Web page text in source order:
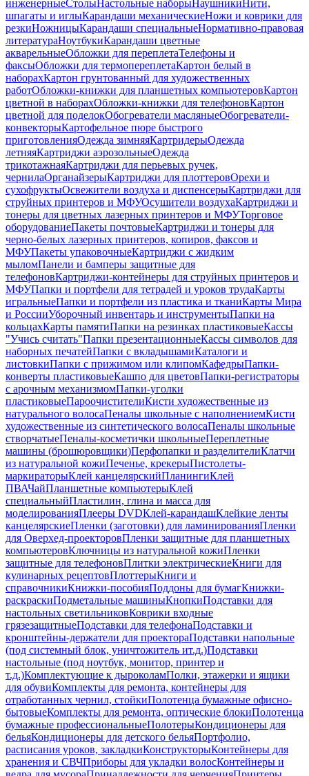
инженерныеСтолыНастольные наборыНаушникиНити,
шпагаты и иглыКарандаши механическиеНожи и коврики для
резкиНожницыКарандаши специальныеНормативно-правовая
литератураНоутбукиКарандаши цветные
акварельныеОбложки для переплетаТелефоны и
факсыОбложки для термопереплетаКартон белый в
наборахКартон грунтованный для художественных
работОбложки-книжки для планшетных компьютеровКартон
цветной в наборахОбложки-книжки для телефоновКартон
цветной для поделокОбогреватели масляныеОбогреватели-
конвекторыКартофельное пюре быстрого
приготовленияОдежда зимняяКартридерыОдежда
летняяКартриджи аэрозольныеОдежда
трикотажнаяКартриджи для перьевых ручек,
чернилаОрганайзерыКартриджи для плоттеровОрехи и
сухофруктыОсвежители воздуха и диспенсерыКартриджи для
струйных принтеров и МФУОсушители воздухаКартриджи и
тонеры для цветных лазерных принтеров и МФУТорговое
оборудованиеПакеты почтовыеКартриджи и тонеры для
черно-белых лазерных принтеров, копиров, факсов и
МФУПакеты упаковочныеКартриджи с жидким
мыломПанели и бамперы защитные для
телефоновКартриджи-контейнеры для струйных принтеров и
МФУПапки и портфели для тетрадей и уроков трудаКарты
игральныеПапки и портфели из пластика и тканиКарты Мира
и РоссииУборочный инвентарь и инструментыПапки на
кольцахКарты памятиПапки на резинках пластиковыеКассы
"Учись считать"Папки презентационныеКассы символов для
наборных печатейПапки с вкладышамиКаталоги и
листовкиПапки с прижимом или клипомКафедрыПапки-
конверты пластиковыеКашпо для цветовПапки-регистраторы
с арочным механизмомПапки-уголки
пластиковыеПароочистителиКисти художественные из
натурального волосаПеналы школьные с наполнениемКисти
художественные из синтетического волосаПеналы школьные
створчатыеПеналы-косметички школьныеПереплетные
машины (брошюровщики)Перфопапки и разделителиКлатчи
из натуральной кожиПеченье, крекерыПистолеты-
маркираторыКлей канцелярскийПланингиКлей
ПВАЧайПланшетные компьютерыКлей
специальныйПластилин, глина и масса для
моделированияПлееры DVDКлей-карандашКлейкие ленты
канцелярскиеПленки (заготовки) для ламинированияПленки
для Оверхед-проекторовПленки защитные для планшетных
компьютеровКлючницы из натуральной кожиПленки
защитные для телефоновПлитки электрическиеКниги для
кулинарных рецептовПлоттерыКниги и
справочникиКнижки-пособияПоддоны для бумагКнижки-
раскраскиПодметальные машиныКнопкиПодставки для
настольных светильниковКоврики входные
грязезащитныеПодставки для телефонаПодставки и
кронштейны-держатели для проектораПодставки напольные
(под системный блок, уничтожитель ит.д.)Подставки
настольные (под ноутбук, монитор, принтер и
т.д.)Комплектующие к дыроколамПолки, этажерки и ящики
для обувиКомплекты для ремонта, контейнеры для
отработанных чернил, стойкиПолотенца бумажные офисно-
бытовыеКомплекты для ремонта, оптические блокиПолотенца
бумажные профессиональныеПолотерыКондиционеры для
бельяКондиционеры для детского бельяПортфолио,
расписания уроков, закладкиКонструкторыКонтейнеры для
хранения и СВЧПриборы для укладки волосКонтейнеры и